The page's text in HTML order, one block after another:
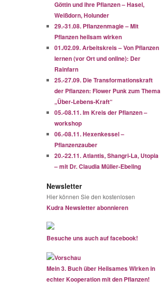
Göttin und ihre Pflanzen – Hasel,
Weißdorn, Holunder
29.-31.08. Pflanzenmagie – Mit
Pflanzen heilsam wirken
01./02.09. Arbeitskreis – Von Pflanzen
lernen (vor Ort und online): Der
Rainfarn
25.-27.09. Die Transformationskraft
der Pflanzen: Flower Punk zum Thema
„Über-Lebens-Kraft“
05.-08.11. Im Kreis der Pflanzen –
workshop
06.-08.11. Hexenkessel –
Pflanzenzauber
20.-22.11. Atlantis, Shangri-La, Utopia
– mit Dr. Claudia Müller-Ebeling
Newsletter
Hier können Sie den kostenlosen
Kudra Newsletter abonnieren
Besuche uns auch auf facebook!
Mein 3. Buch über Heilsames Wirken in
echter Kooperation mit den Pflanzen!